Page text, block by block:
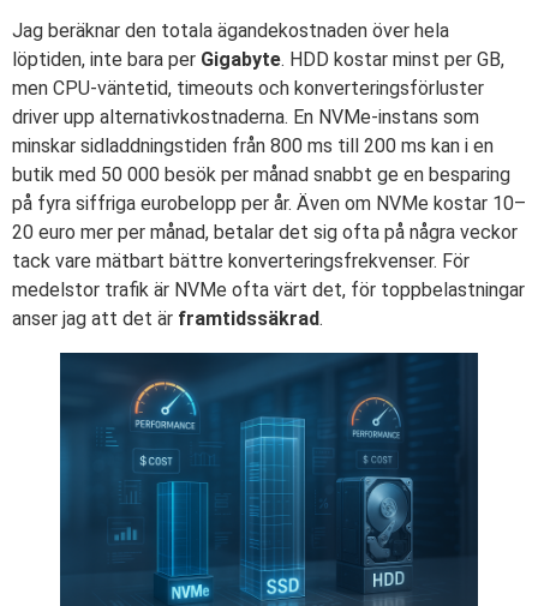
Jag beräknar den totala ägandekostnaden över hela
löptiden, inte bara per Gigabyte. HDD kostar minst per GB,
men CPU-väntetid, timeouts och konverteringsförluster
driver upp alternativkostnaderna. En NVMe-instans som
minskar sidladdningstiden från 800 ms till 200 ms kan i en
butik med 50 000 besök per månad snabbt ge en besparing
på fyra siffriga eurobelopp per år. Även om NVMe kostar 10–
20 euro mer per månad, betalar det sig ofta på några veckor
tack vare mätbart bättre konverteringsfrekvenser. För
medelstor trafik är NVMe ofta värt det, för toppbelastningar
anser jag att det är framtidssäkrad.